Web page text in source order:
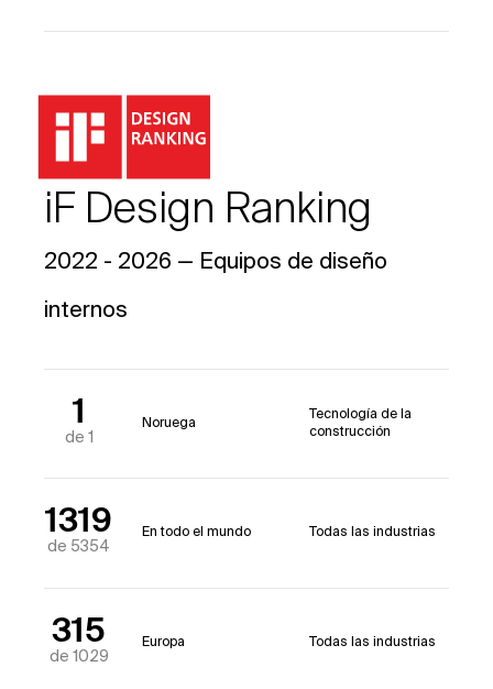
iF Design Ranking
2022 - 2026 — Equipos de diseño
internos
1
de 1
Noruega
Tecnología de la
construcción
1319
de 5354
En todo el mundo Todas las industrias
315
de 1029
Europa Todas las industrias